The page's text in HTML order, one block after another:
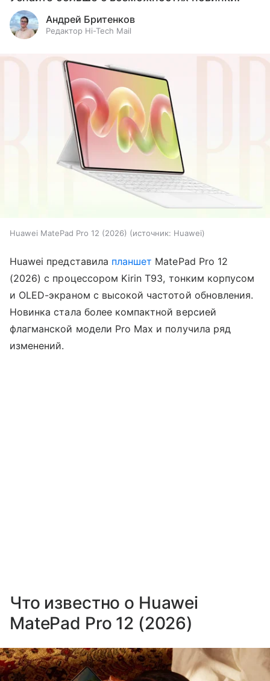
Андрей Бритенков
Редактор Hi-Tech Mail
Huawei MatePad Pro 12 (2026) источник: Huawei
Huawei представила планшет MatePad Pro 12
(2026) с процессором Kirin T93, тонким корпусом
и OLED-экраном с высокой частотой обновления.
Новинка стала более компактной версией
флагманской модели Pro Max и получила ряд
изменений.
Что известно о Huawei
MatePad Pro 12 (2026)